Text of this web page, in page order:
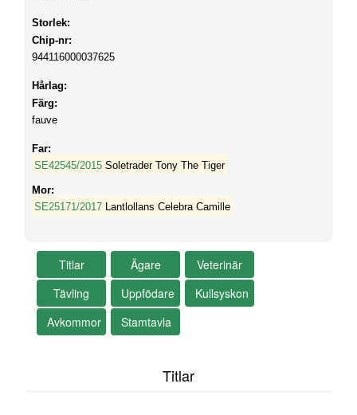
Storlek:
Chip-nr:
944116000037625
Hårlag:
Färg:
fauve
Far:
SE42545/2015 Soletrader Tony The Tiger
Mor:
SE25171/2017 Lantlollans Celebra Camille
Titlar